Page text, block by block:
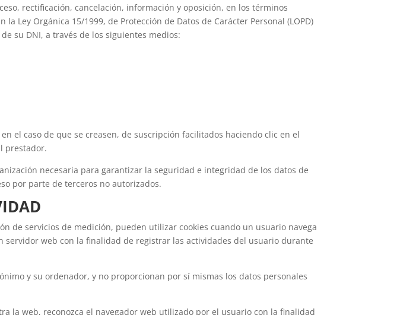
rectificación, cancelación, información y oposición, en los términos
Ley Orgánica 15/1999, de Protección de Datos de Carácter Personal (LOPD)
su DNI, a través de los siguientes medios:
el caso de que se creasen, de suscripción facilitados haciendo clic en el
prestador.
necesaria para garantizar la seguridad e integridad de los datos de
por parte de terceros no autorizados.
de servicios de medición, pueden utilizar cookies cuando un usuario navega
servidor web con la finalidad de registrar las actividades del usuario durante
y su ordenador, y no proporcionan por sí mismas los datos personales
la web, reconozca el navegador web utilizado por el usuario con la finalidad